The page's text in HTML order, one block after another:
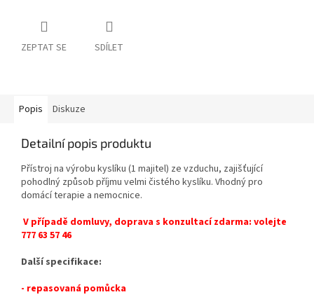
ZEPTAT SE SDÍLET
Popis Diskuze
Detailní popis produktu
Přístroj na výrobu kyslíku (1 majitel) ze vzduchu, zajišťující
pohodlný způsob příjmu velmi čistého kyslíku. Vhodný pro
domácí terapie a nemocnice.
V případě domluvy, doprava s konzultací zdarma: volejte
777 63 57 46
Další specifikace:
- repasovaná pomůcka